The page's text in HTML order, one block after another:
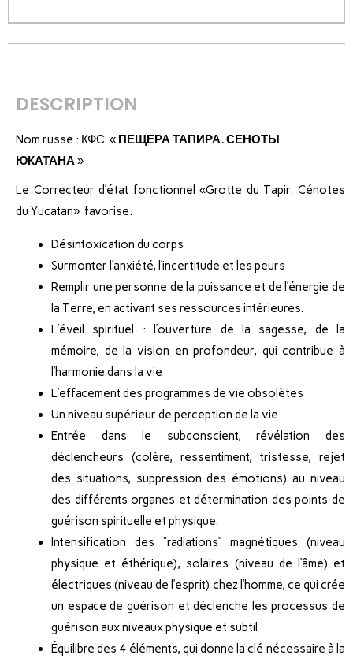
DESCRIPTION
Nom russe : КФС « ПЕЩЕРА ТАПИРА. СЕНОТЫ
ЮКАТАНА»
Le Correcteur d’état fonctionnel «Grotte du Tapir. Cénotes
du Yucatan» favorise:
Désintoxication du corps
Surmonter l’anxiété, l’incertitude et les peurs
Remplir une personne de la puissance et de l’énergie de
la Terre, en activant ses ressources intérieures.
L’éveil spirituel : l’ouverture de la sagesse, de la
mémoire, de la vision en profondeur, qui contribue à
l’harmonie dans la vie
L’effacement des programmes de vie obsolètes
Un niveau supérieur de perception de la vie
Entrée dans le subconscient, révélation des
déclencheurs (colère, ressentiment, tristesse, rejet
des situations, suppression des émotions) au niveau
des différents organes et détermination des points de
guérison spirituelle et physique.
Intensification des “radiations” magnétiques (niveau
physique et éthérique), solaires (niveau de l’âme) et
électriques (niveau de l’esprit) chez l’homme, ce qui crée
un espace de guérison et déclenche les processus de
guérison aux niveaux physique et subtil
Équilibre des 4 éléments, qui donne la clé nécessaire à la